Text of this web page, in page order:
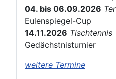
04. bis 06.09.2026
Eulenspiegel-Cup
14.11.2026 Tischtennis
Gedächstnisturnier
weitere Termine